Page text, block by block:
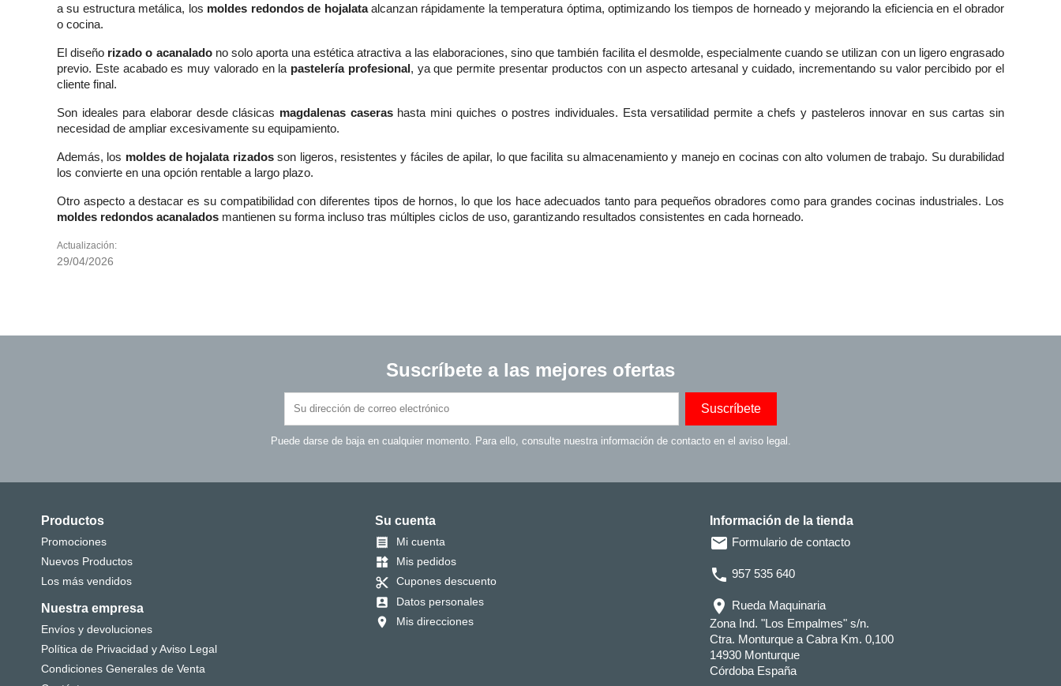
a su estructura metálica, los moldes redondos de hojalataalcanzan rápidamente la temperatura óptima, optimizando los tiempos de horneado y mejorando la eficiencia en el obrador
o cocina.
El diseño rizado o acanaladono solo aporta una estética atractiva a las elaboraciones, sino que también facilita el desmolde, especialmente cuando se utilizan con un ligero engrasado
previo. Este acabado es muy valorado en la pastelería profesional, ya que permite presentar productos con un aspecto artesanal y cuidado, incrementando su valor percibido por el
cliente final.
Son ideales para elaborar desde clásicas magdalenas caserashasta mini quiches o postres individuales. Esta versatilidad permite a chefs y pasteleros innovar en sus cartas sin
necesidad de ampliar excesivamente su equipamiento.
Además, los moldes de hojalata rizadosson ligeros, resistentes y fáciles de apilar, lo que facilita su almacenamiento y manejo en cocinas con alto volumen de trabajo. Su durabilidad
los convierte en una opción rentable a largo plazo.
Otro aspecto a destacar es su compatibilidad con diferentes tipos de hornos, lo que los hace adecuados tanto para pequeños obradores como para grandes cocinas industriales. Los
moldes redondos acanalados mantienen su forma incluso tras múltiples ciclos de uso, garantizando resultados consistentes en cada horneado.
Actualización:
29/04/2026
Suscríbete a las mejores ofertas
Puede darse de baja en cualquier momento. Para ello, consulte nuestra información de contacto en el aviso legal.
Productos
Promociones
Nuevos Productos
Los más vendidos
Nuestra empresa
Envíos y devoluciones
Política de Privacidad y Aviso Legal
Condiciones Generales de Venta
Su cuenta
 Mi cuenta
widgets Mis pedidos
content_cut Cupones descuento
account_box Datos personales
location_on Mis direcciones
Información de la tienda
email Formulario de contacto
phone 957 535 640
location_on Rueda Maquinaria
Zona Ind. "Los Empalmes" s/n.
Ctra. Monturque a Cabra Km. 0,100
14930 Monturque
Córdoba España